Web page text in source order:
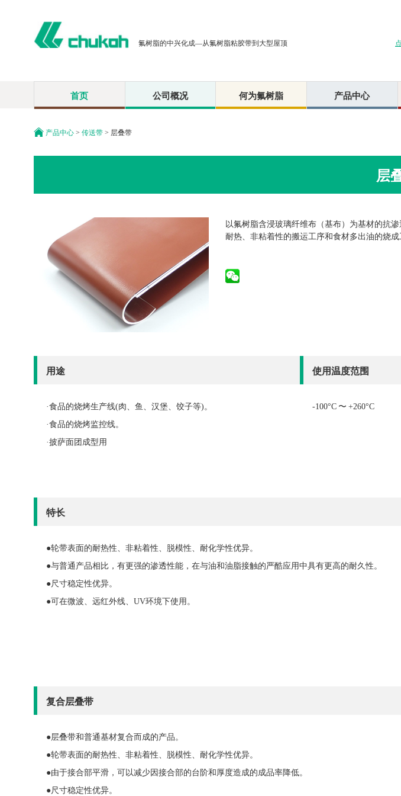
氟树脂的中兴化成—从氟树脂粘胶带到大型屋顶
首页 公司概况 何为氟树脂 产品中心
产品中心> 传送带> 层叠带
层
以氟树脂含浸玻璃纤维布（基布）为基材的抗
耐热、非粘着性的搬运工序和食材多出油的烧成
用途
·食品的烧烤生产线(肉、鱼、汉堡、饺子等)。
·食品的烧烤监控线。
·披萨面团成型用
使用温度范围
-100°C 〜 +260°C
特长
●轮带表面的耐热性、非粘着性、脱模性、耐化学性优异。
●与普通产品相比，有更强的渗透性能，在与油和油脂接触的严酷应用中具有更高的耐久性。
●尺寸稳定性优异。
●可在微波、远红外线、UV环境下使用。
复合层叠带
●层叠带和普通基材复合而成的产品。
●轮带表面的耐热性、非粘着性、脱模性、耐化学性优异。
●由于接合部平滑，可以减少因接合部的台阶和厚度造成的成品率降低。
●尺寸稳定性优异。